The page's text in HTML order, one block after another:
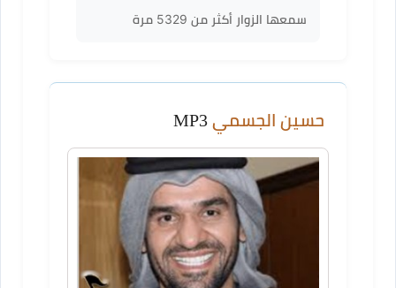
سمعها الزوار أكثر من 5329 مرة
حسين الجسمي